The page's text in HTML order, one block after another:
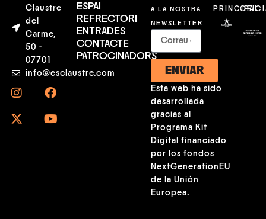
Claustre
del
Carme,
50 -
07701
info@esclaustre.com
ESPAI
REFRECTORI
ENTRADES
CONTACTE
PATROCINADORS
A LA NOSTRA
NEWSLETTER
ENVIAR
Esta web ha sido
desarrollada
gracias al
Programa Kit
Digital financiado
por los fondos
NextGenerationEU
de la Unión
Europea.
PRINCIPAL